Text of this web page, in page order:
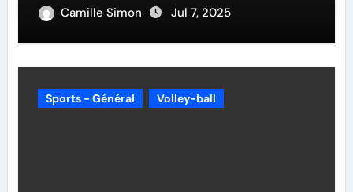
Camille Simon Jul 7, 2025
Sports - Général Volley-ball